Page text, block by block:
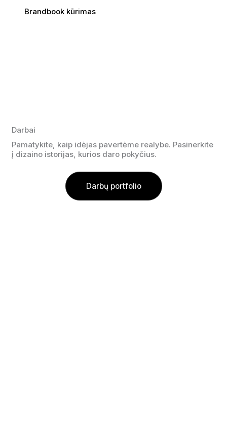
Brandbook kūrimas
Darbai
Pamatykite, kaip idėjas pavertėme realybe. Pasinerkite
į dizaino istorijas, kurios daro pokyčius.
Darbų portfolio